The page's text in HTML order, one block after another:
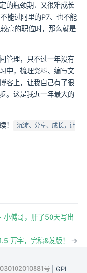
的瓶颈期，又很难成长
能过阿里的P7、也不能
高的职位时，那么就是
管理，只不过一年没有
中，梳理资料、编写文
客上，让我自己有了很
。这是我近一年最大的
！
沉淀、分享、成长，让
小傅哥，肝了50天写出
万字，完稿&发版！ →
号 | GPL